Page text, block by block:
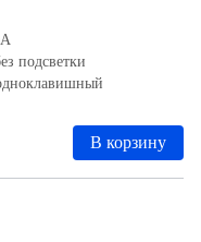
подсветки
В корзину